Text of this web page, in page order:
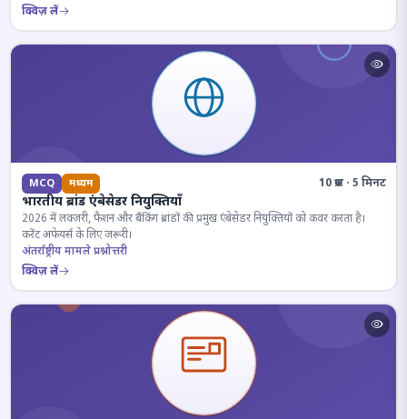
क्विज़ लें
MCQ मध्यम 10 प्रश्न · 5 मिनट
भारतीय ब्रांड एंबेसेडर नियुक्तियाँ
2026 में लक्जरी, फैशन और बैंकिंग ब्रांडों की प्रमुख एंबेसेडर नियुक्तियों को कवर करता है।
करेंट अफेयर्स के लिए जरूरी।
अंतर्राष्ट्रीय मामले प्रश्नोत्तरी
क्विज़ लें